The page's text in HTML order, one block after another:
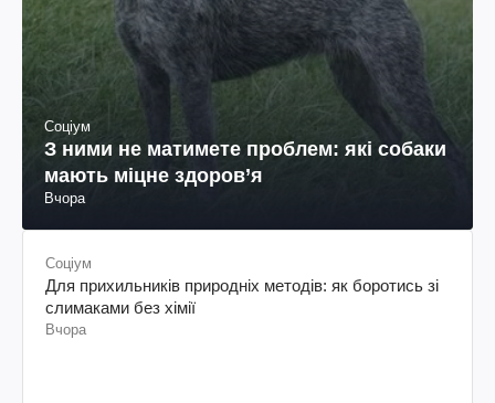
Соціум
З ними не матимете проблем: які собаки
мають міцне здоров’я
Вчора
Соціум
Для прихильників природніх методів: як боротись зі
слимаками без хімії
Вчора